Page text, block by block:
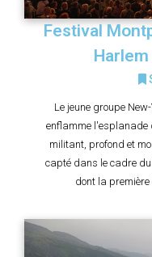
Festival
Le jeune groupe
enflamme l'esplanade
militant, profond et
capté dans le cadre du
dont la première